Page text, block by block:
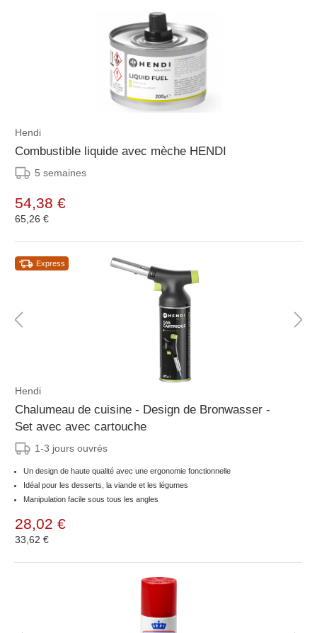
Hendi
Combustible liquide avec mèche HENDI
5 semaines
54,38 €
65,26 €
Express
Hendi
Chalumeau de cuisine - Design de Bronwasser -
Set avec avec cartouche
1-3 jours ouvrés
Un design de haute qualité avec une ergonomie fonctionnelle
Idéal pour les desserts, la viande et les légumes
Manipulation facile sous tous les angles
28,02 €
33,62 €